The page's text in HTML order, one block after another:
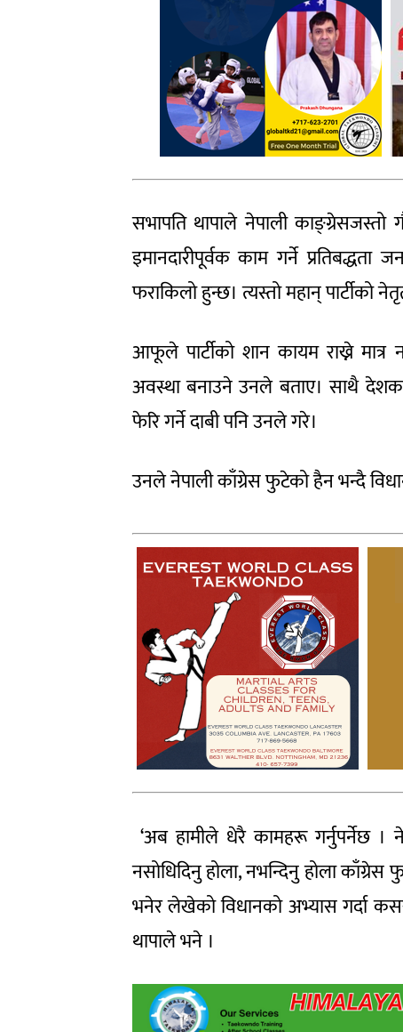
सभापति थापाले नेपाली काङ्ग्रेसजस्तो
इमानदारीपूर्वक काम गर्ने प्रतिबद्धता
फराकिलो हुन्छ। त्यस्तो महान् पार्टीको
आफूले पार्टीको शान कायम राख्ने मात्र
अवस्था बनाउने उनले बताए। साथै
फेरि गर्ने दाबी पनि उनले गरे।
उनले नेपाली काँग्रेस फुटेको हैन भन्दै
‘अब हामीले धेरै कामहरू गर्नुपर्नेछ ।
नसोधिदिनु होला, नभन्दिनु होला
भनेर लेखेको विधानको अभ्यास गर्दा
थापाले भने ।